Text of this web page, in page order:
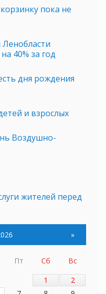
пока не
40% за год
дня рождения
и взрослых
Воздушно-
жителей перед
жителям
неоплаченных
»
Пт Сб
Вс
1
2